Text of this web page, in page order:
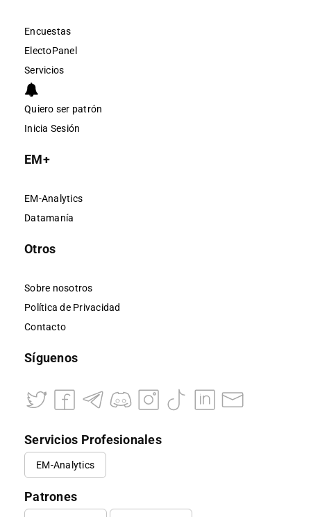
Encuestas
ElectoPanel
Servicios
Quiero ser patrón
Inicia Sesión
EM+
EM-Analytics
Datamanía
Otros
Sobre nosotros
Política de Privacidad
Contacto
Síguenos
Servicios Profesionales
EM-Analytics
Patrones